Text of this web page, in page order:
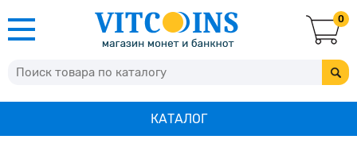
0
КАТАЛОГ